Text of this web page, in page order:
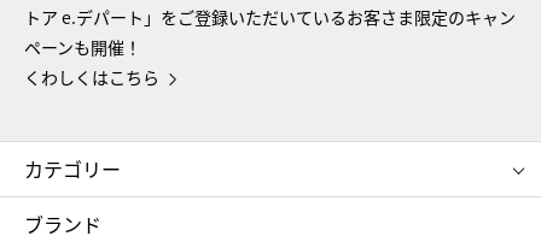
トア e.デパート」をご登録いただいているお客さま限定のキャン
ペーンも開催！
くわしくはこちら
カテゴリー
コスメ＆ビューティー
ブランド